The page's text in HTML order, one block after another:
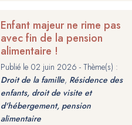
Enfant majeur ne rime pas
avec fin de la pension
alimentaire !
Publié le 02 juin 2026 - Thème(s) :
Droit de la famille, Résidence des
enfants, droit de visite et
d'hébergement, pension
alimentaire